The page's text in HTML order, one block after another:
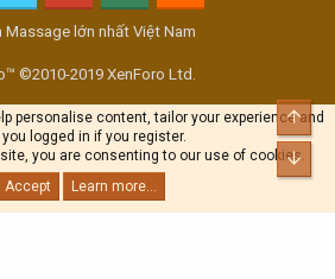
Massage lớn nhất Việt Nam
©2010-2019 XenForo Ltd.
personalise content, tailor your experience and
logged in if you register.
you are consenting to our use of cookies.
Accept
Learn more...
Top